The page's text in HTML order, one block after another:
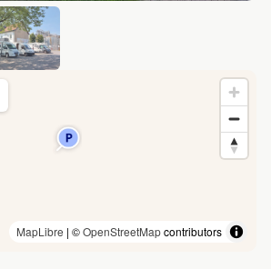
MapLibre | ©OpenStreetMapcontributors